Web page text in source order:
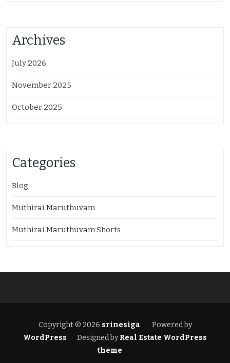
Archives
July 2026
November 2025
October 2025
Categories
Blog
Muthirai Maruthuvam
Muthirai Maruthuvam Shorts
Copyright © 2026 srinesiga
Powered by
WordPress
Designed byReal Estate WordPress
theme